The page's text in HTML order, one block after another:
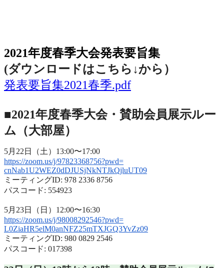
2021年度春季大会発表要旨集
(ダウンロードはこちら↓から ）
発表要旨集2021春季.pdf
■2021年度春季大会・賛助会員展示ルー
ム（大部屋）
5月22日（土）13:00〜17:00
https://zoom.us/j/97823368756?pwd=
cnNab1U2WEZ0dDJUSjNkNTJkQjluUT09
ミーティングID: 978 2336 8756
パスコード: 554923
5月23日（日）12:00〜16:30
https://zoom.us/j/98008292546?pwd=
L0ZiaHR5elM0anNFZ25mTXJGQ3YvZz09
ミーティングID: 980 0829 2546
パスコード: 017398